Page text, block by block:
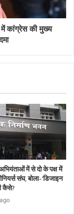
कांग्रेस की मुख्य
में से दो के पक्ष में
संघ, बोला-‘डिजाइन
कैसे?